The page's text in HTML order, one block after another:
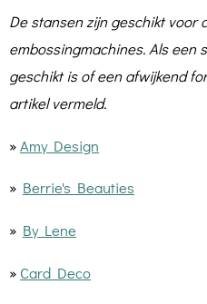
De stansen zijn geschikt voor
embossingmachines. Als een
geschikt is of een afwijkend
artikel vermeld.
»Amy Design
» Berrie's Beauties
» By Lene
» Card Deco